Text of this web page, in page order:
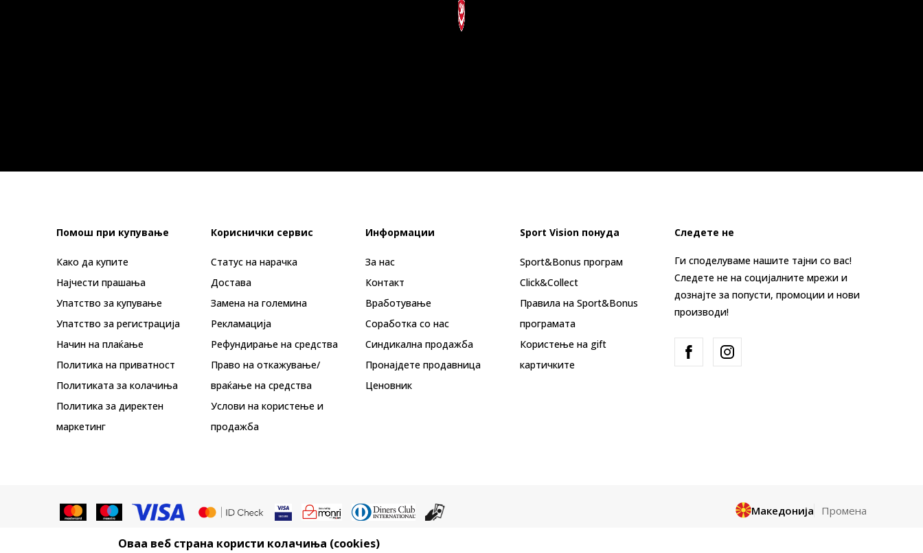
Помош при купување
Како да купите
Најчести прашања
Упатство за купување
Упатство за регистрација
Начин на плаќање
Политика на приватност
Политиката за колачиња
Политика за директен
маркетинг
Кориснички сервис
Статус на нарачка
Достава
Замена на големина
Рекламациja
Рефундирање на средства
Право на откажување/
враќање на средства
Услови на користење и
продажба
Информации
За нас
Контакт
Вработување
Соработка со нас
Синдикална продажба
Пронајдете продавница
Ценовник
Sport Vision понуда
Sport&Bonus програм
Click&Collect
Правила на Sport&Bonus
програмата
Користење на gift
картичките
Следете не
Ги споделуваме нашите тајни со вас!
Следете не на социјалните мрежи и
дознајте за попусти, промоции и нови
производи!
Македонија Промена
Оваа веб страна користи колачиња (cookies)